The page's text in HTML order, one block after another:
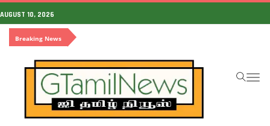
AUGUST 10, 2026
Breaking News